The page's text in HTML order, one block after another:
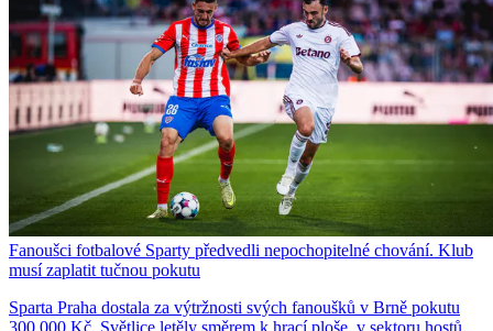
Fanoušci fotbalové Sparty předvedli nepochopitelné chování. Klub
musí zaplatit tučnou pokutu
Sparta Praha dostala za výtržnosti svých fanoušků v Brně pokutu
300 000 Kč. Světlice letěly směrem k hrací ploše, v sektoru hostů